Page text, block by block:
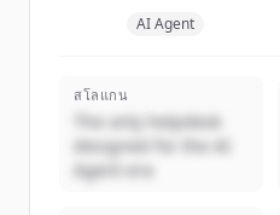
AI Agent
สโลแกน
The only helpdesk
designed for the AI
Agent era